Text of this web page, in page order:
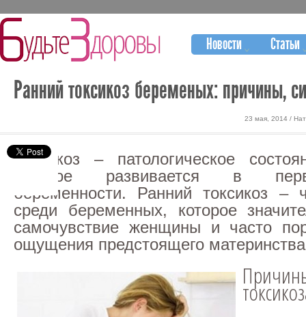
Новости Статьи
Ранний токсикоз беременых: причины,
23 мая, 2014 /
Токсикоз – патологическое
которое развивается в
беременности. Ранний токсикоз –
среди беременных, которое
самочувствие женщины и часто
ощущения предстоящего